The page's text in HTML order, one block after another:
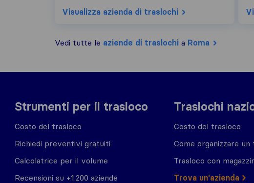
Visualizza azienda di traslochi
Vedi tutte le aziende di traslochi a Roma
Strumenti per il trasloco
Costo del trasloco
Richiedi preventivi gratuiti
Calcolatrice per il volume
Recensioni su +1.200 aziende
Traslochi
Costo del trasloco
Come organizzare un
Trasloco con
Trova un'azienda